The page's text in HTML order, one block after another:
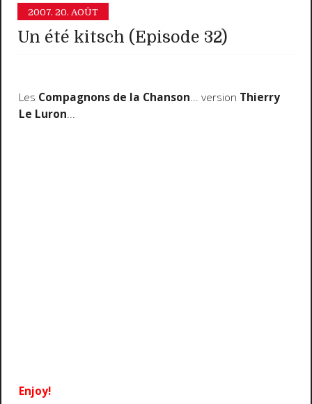
2007. 20. AOÛT
Un été kitsch (Episode 32)
Les Compagnons de la Chanson... version Thierry
Le Luron...
Enjoy!